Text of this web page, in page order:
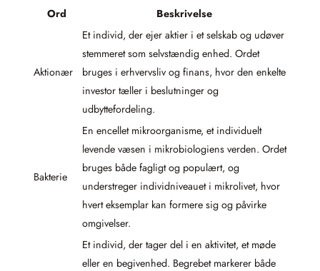
Ord Beskrivelse
Aktionær
Et individ, der ejer aktier i et selskab og udøver
stemmeret som selvstændig enhed. Ordet
bruges i erhvervsliv og finans, hvor den enkelte
investor tæller i beslutninger og
udbyttefordeling.
Bakterie
En encellet mikroorganisme, et individuelt
levende væsen i mikrobiologiens verden. Ordet
bruges både fagligt og populært, og
understreger individniveauet i mikrolivet, hvor
hvert eksemplar kan formere sig og påvirke
omgivelser.
Et individ, der tager del i en aktivitet, et møde
eller en begivenhed. Begrebet markerer både